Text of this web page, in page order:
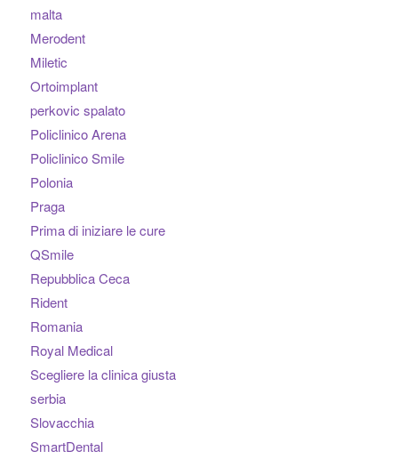
malta
Merodent
Miletic
Ortoimplant
perkovic spalato
Policlinico Arena
Policlinico Smile
Polonia
Praga
Prima di iniziare le cure
QSmile
Repubblica Ceca
Rident
Romania
Royal Medical
Scegliere la clinica giusta
serbia
Slovacchia
SmartDental